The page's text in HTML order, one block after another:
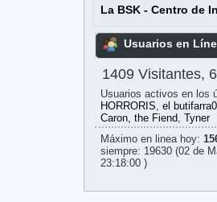
La BSK - Centro de
Usuarios en
1409 Visitantes,
Usuarios activos en los
HORRORIS, el
Caron, the Fiend, Tyner
Máximo en linea hoy:
siempre: 19630 (02 de
23:18:00 )